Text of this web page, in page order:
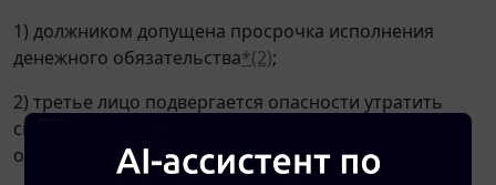
1) должником допущена просрочка исполнения
денежного обязательства*(2);
2) третье лицо подвергается опасности утратить
свое право на имущество должника вследствие
обращения взыскания на это имущество.